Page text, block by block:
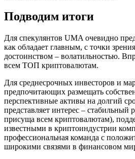
Подводим итоги
Для спекулянтов UMA очевидно
как обладает главным, с точки
достоинством – волатильностью.
всем ТОП криптовалютам.
Для среднесрочных инвесторов и
предпочитающих размещать
перспективные активы на долгий
представляет интерес – стабильный
присуща всем криптовалютам),
известными в криптоиндустрии
профессиональная команда с
широкими связями в финансовом